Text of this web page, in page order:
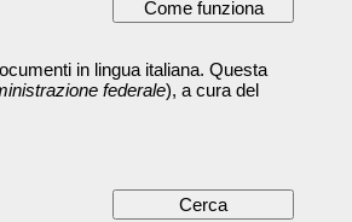
in lingua italiana. Questa
federale), a cura del